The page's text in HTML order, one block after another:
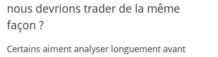
nous devrions trader de la même
façon ?
Certains aiment analyser longuement avant